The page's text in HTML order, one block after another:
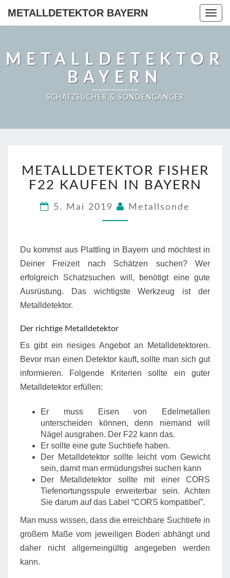
METALLDETEKTOR BAYERN
METALLDETEKTOR
BAYERN
SCHATZSUCHER & SONDENGÄNGER
FISHER
F22
KAUFEN
IN
METALLDETEKTOR FISHER
F22 KAUFEN IN BAYERN
5. Mai 2019 Metallsonde
Du kommst aus Plattling in Bayern und möchtest in
Deiner Freizeit nach Schätzen suchen? Wer
erfolgreich Schatzsuchen will, benötigt eine gute
Ausrüstung. Das wichtigste Werkzeug ist der
Metalldetektor.
Der richtige Metalldetektor
Es gibt ein riesiges Angebot an Metalldetektoren.
Bevor man einen Detektor kauft, sollte man sich gut
informieren. Folgende Kriterien sollte ein guter
Metalldetektor erfüllen:
Er muss Eisen von Edelmetallen
unterscheiden können, denn niemand will
Nägel ausgraben. Der F22 kann das.
Er sollte eine gute Suchtiefe haben.
Der Metalldetektor sollte leicht vom Gewicht
sein, damit man ermüdungsfrei suchen kann
Der Metalldetektor sollte mit einer CORS
Tiefenortungsspule erweiterbar sein. Achten
Sie darum auf das Label “CORS kompatibel”.
Man muss wissen, dass die erreichbare Suchtiefe in
großem Maße vom jeweiligen Boden abhängt und
daher nicht allgemeingültig angegeben werden
kann.